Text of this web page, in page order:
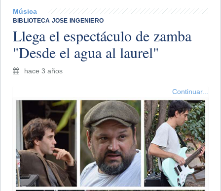
Música
BIBLIOTECA JOSE INGENIERO
Llega el espectáculo de zamba
"Desde el agua al laurel"
hace 3 años
Continuar...